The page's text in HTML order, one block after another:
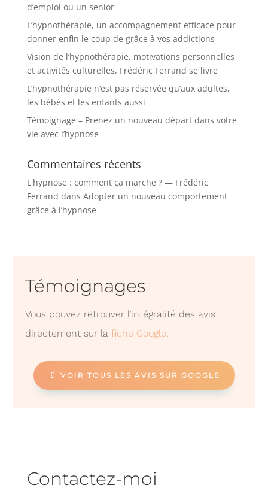
d’emploi ou un senior
L’hypnothérapie, un accompagnement efficace pour
donner enfin le coup de grâce à vos addictions
Vision de l’hypnothérapie, motivations personnelles
et activités culturelles, Frédéric Ferrand se livre
L’hypnothérapie n’est pas réservée qu’aux adultes,
les bébés et les enfants aussi
Témoignage – Prenez un nouveau départ dans votre
vie avec l’hypnose
Commentaires récents
L'hypnose : comment ça marche ? — Frédéric
Ferrand dans Adopter un nouveau comportement
grâce à l’hypnose
Témoignages
Vous pouvez retrouver l’intégralité des avis
directement sur lafiche Google.
VOIR TOUS LES AVIS SUR GOOGLE
Contactez-moi